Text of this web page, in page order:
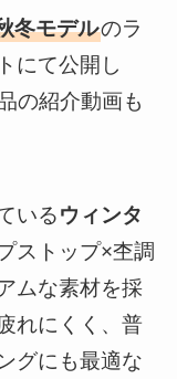
冬モデルのラ
にて公開し
の紹介動画も
いるウィンタ
ストップ×杢調
ムな素材を採
れにくく、普
グにも最適な